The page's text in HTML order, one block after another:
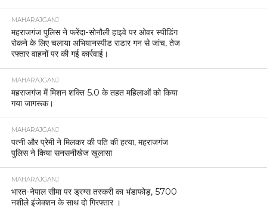
MAHARAJGANJ
महराजगंज पुलिस ने फरेंदा-सोनौली हाइवे पर ओवर स्पीडिंग
रोकने के लिए चलाया अभियानस्पीड राडार गन से जांच, तेज
रफ्तार वाहनों पर की गई कार्रवाई।
MAHARAJGANJ
महराजगंज में मिशन शक्ति 5.0 के तहत महिलाओं को किया
गया जागरूक।
MAHARAJGANJ
पत्नी और प्रेमी ने मिलकर की पति की हत्या, महराजगंज
पुलिस ने किया सनसनीखेज खुलासा
MAHARAJGANJ
भारत-नेपाल सीमा पर ड्रग्स तस्करी का भंडाफोड़, 5700
नशीले इंजेक्शन के साथ दो गिरफ्तार ।